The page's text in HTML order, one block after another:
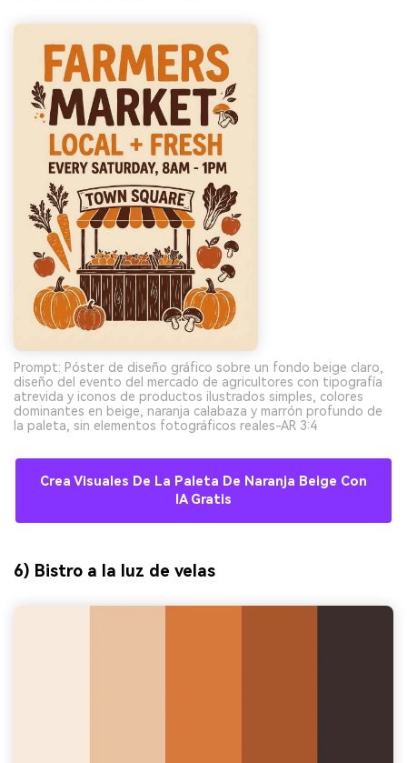
Prompt: Póster de diseño gráfico sobre un fondo beige claro,
diseño del evento del mercado de agricultores con tipografía
atrevida y iconos de productos ilustrados simples, colores
dominantes en beige, naranja calabaza y marrón profundo de
la paleta, sin elementos fotográficos reales-AR 3:4
Crea Visuales De La Paleta De Naranja Beige Con
IA Gratis
6) Bistro a la luz de velas